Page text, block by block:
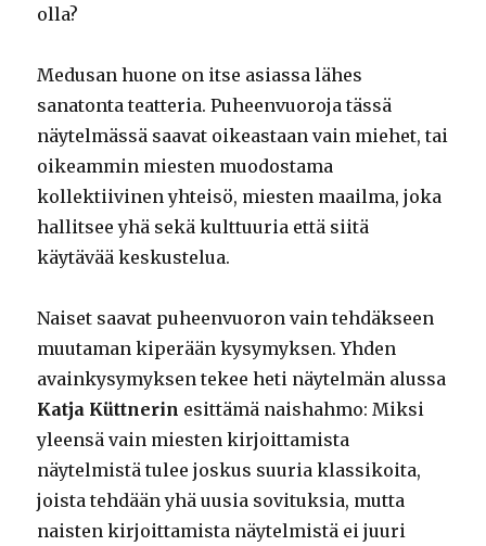
olla?
Medusan huone on itse asiassa lähes
sanatonta teatteria. Puheenvuoroja tässä
näytelmässä saavat oikeastaan vain miehet, tai
oikeammin miesten muodostama
kollektiivinen yhteisö, miesten maailma, joka
hallitsee yhä sekä kulttuuria että siitä
käytävää keskustelua.
Naiset saavat puheenvuoron vain tehdäkseen
muutaman kiperään kysymyksen. Yhden
avainkysymyksen tekee heti näytelmän alussa
Katja Küttnerin esittämä naishahmo: Miksi
yleensä vain miesten kirjoittamista
näytelmistä tulee joskus suuria klassikoita,
joista tehdään yhä uusia sovituksia, mutta
naisten kirjoittamista näytelmistä ei juuri